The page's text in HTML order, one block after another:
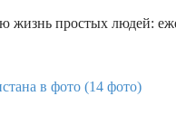
простых людей: